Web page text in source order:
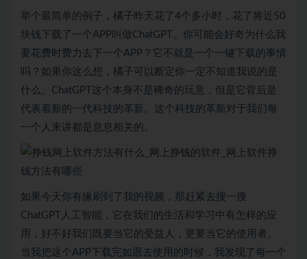
举个最简单的例子，橘子昨天花了4个多小时，花了将近50
块钱下载了一个APP叫做ChatGPT。你可能会好奇为什么我
要花费时费力去下一个APP？它不就是一个一键下载的事情
吗？如果你这么想，橘子可以断定你一定不知道我说的是
什么。ChatGPT这个本身不是稀奇的玩意，但是它背后是
代表着新的一代科技的革新。这个科技的革新对于我们每
一个人来讲都是息息相关的。
如果今天你有缘刷到了我的视频，那赶紧去搜一搜
ChatGPT人工智能，它在我们的生活和学习中有怎样的应
用，好不好我们既要当它的受益人，更要当它的使用者。
当我把这个APP下载完如愿去使用的时候，我发现了每一个